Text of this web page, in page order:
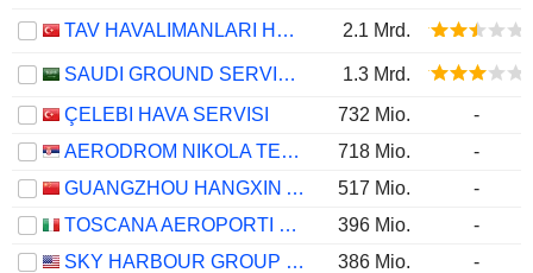
TAV HAVALIMANLARI HOLDING 2.1 Mrd.
SAUDI GROUND SERVICES COMPANY
1.3 Mrd.
ÇELEBI HAVA SERVISI
732 Mio.
-
AERODROM NIKOLA TESLA A.D.
718 Mio.
-
GUANGZHOU HANGXIN AVIATION TECHNOLOGY CO., LTD.
517 Mio.
-
TOSCANA AEROPORTI S.P.A.
396 Mio.
-
SKY HARBOUR GROUP CORPORATION
386 Mio.
-